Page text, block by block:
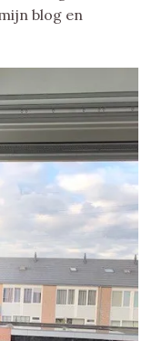
blog en